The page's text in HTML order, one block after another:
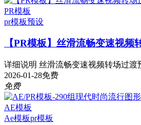
PR模板
pr模板预设
【PR模板】丝滑流畅变速视频
详细说明 丝滑流畅变速视频转场过渡
2026-01-28免费
免费
AE模板
Ae模板pr模板